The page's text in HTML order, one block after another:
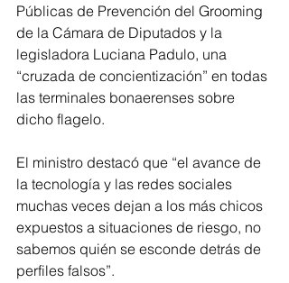
Públicas de Prevención del Grooming
de la Cámara de Diputados y la
legisladora Luciana Padulo, una
“cruzada de concientización” en todas
las terminales bonaerenses sobre
dicho flagelo.
El ministro destacó que “el avance de
la tecnología y las redes sociales
muchas veces dejan a los más chicos
expuestos a situaciones de riesgo, no
sabemos quién se esconde detrás de
perfiles falsos”.